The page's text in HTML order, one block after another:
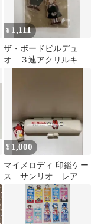
¥ 1,111
ザ・ボードビルデュ
オ ３連アクリルキー
¥ 1,000
マイメロディ 印鑑ケー
ス サンリオ レア 平
成レトロ 当時物